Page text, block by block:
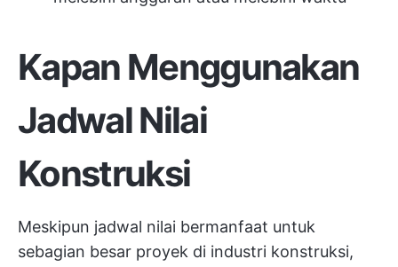
Kapan Menggunakan
Jadwal Nilai
Konstruksi
Meskipun jadwal nilai bermanfaat untuk
sebagian besar proyek di industri konstruksi,